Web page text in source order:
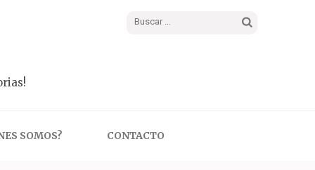
Buscar:
SOMOS? CONTACTO